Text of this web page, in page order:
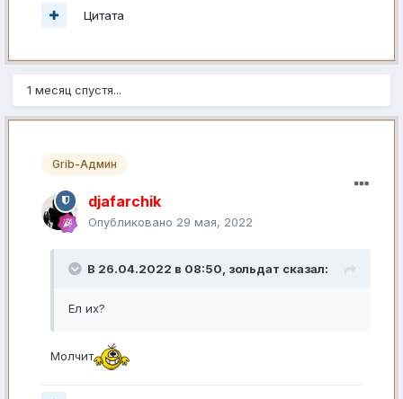
Цитата
1 месяц спустя...
Grib-Админ
djafarchik
Опубликовано 29 мая, 2022
В 26.04.2022 в 08:50, зольдат сказал:
Ел их?
Молчит